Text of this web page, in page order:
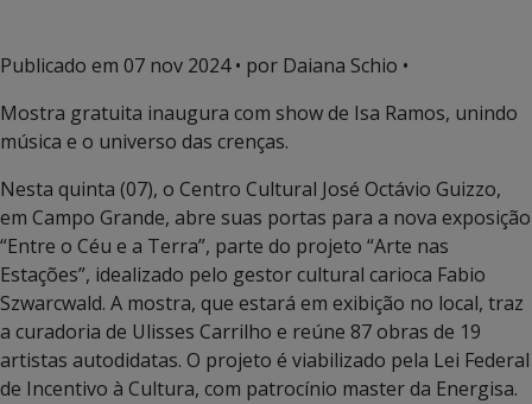
Publicado em 07 nov 2024• por Daiana Schio •
Mostra gratuita inaugura com show de Isa Ramos, unindo
música e o universo das crenças.
Nesta quinta (07), o Centro Cultural José Octávio Guizzo,
em Campo Grande, abre suas portas para a nova exposição
“Entre o Céu e a Terra”, parte do projeto “Arte nas
Estações”, idealizado pelo gestor cultural carioca Fabio
Szwarcwald. A mostra, que estará em exibição no local, traz
a curadoria de Ulisses Carrilho e reúne 87 obras de 19
artistas autodidatas. O projeto é viabilizado pela Lei Federal
de Incentivo à Cultura, com patrocínio master da Energisa.